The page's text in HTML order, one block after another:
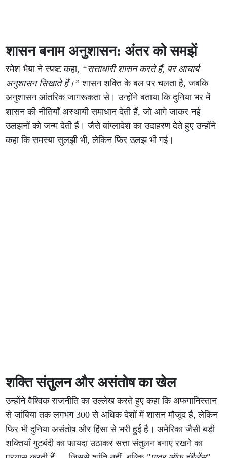
शासन बनाम अनुशासन: अंतर को समझें
रमेश भैया ने स्पष्ट कहा, “सत्ताधारी शासन करते हैं, पर आचार्य
अनुशासन सिखाते हैं।” शासन शक्ति के बल पर चलता है, जबकि
अनुशासन आंतरिक जागरूकता से। उन्होंने बताया कि दुनिया भर में
शासन की नीतियाँ अस्थायी समाधान देती हैं, जो आगे जाकर नई
उलझनों को जन्म देती हैं। जैसे बांग्लादेश का उदाहरण देते हुए उन्होंने
कहा कि समस्या सुलझी भी, लेकिन फिर उलझ भी गई।
शक्ति संतुलन और असंतोष का खेल
उन्होंने वैश्विक राजनीति का उल्लेख करते हुए कहा कि अफगानिस्तान
से ज़ांबिया तक लगभग 300 से अधिक देशों में शासन मौजूद है, लेकिन
फिर भी दुनिया असंतोष और हिंसा से भरी हुई है। अमेरिका जैसी बड़ी
शक्तियाँ गुटबंदी का फायदा उठाकर सत्ता संतुलन बनाए रखने का